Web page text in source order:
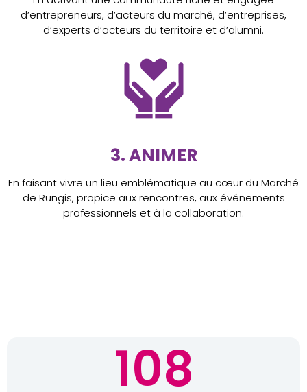
d’entrepreneurs, d’acteurs du marché, d’entreprises,
d’experts d’acteurs du territoire et d’alumni.
3. ANIMER
En faisant vivre un lieu emblématique au cœur du Marché
de Rungis, propice aux rencontres, aux événements
professionnels et à la collaboration.
108